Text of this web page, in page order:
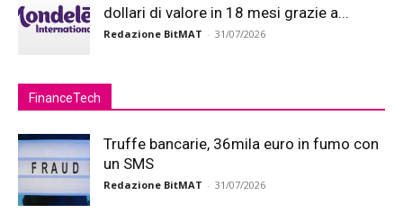
dollari di valore in 18 mesi grazie a...
Redazione BitMAT - 31/07/2026
FinanceTech
Truffe bancarie, 36mila euro in fumo con
un SMS
Redazione BitMAT - 31/07/2026